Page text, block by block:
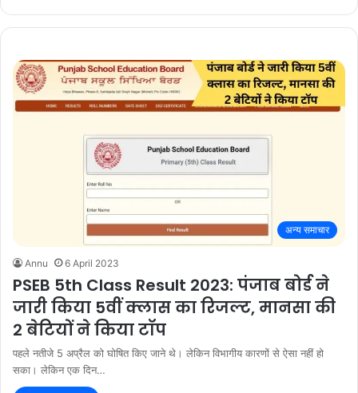
अन्य समाचार
Annu 6 April 2023
PSEB 5th Class Result 2023: पंजाब बोर्ड ने
जारी किया 5वीं क्लास का रिजल्ट, मानसा की
2 बेटियों ने किया टॉप
पहले नतीजे 5 अप्रैल को घोषित किए जाने थे। लेकिन विभागीय कारणों से ऐसा नहीं हो
सका। लेकिन एक दिन…